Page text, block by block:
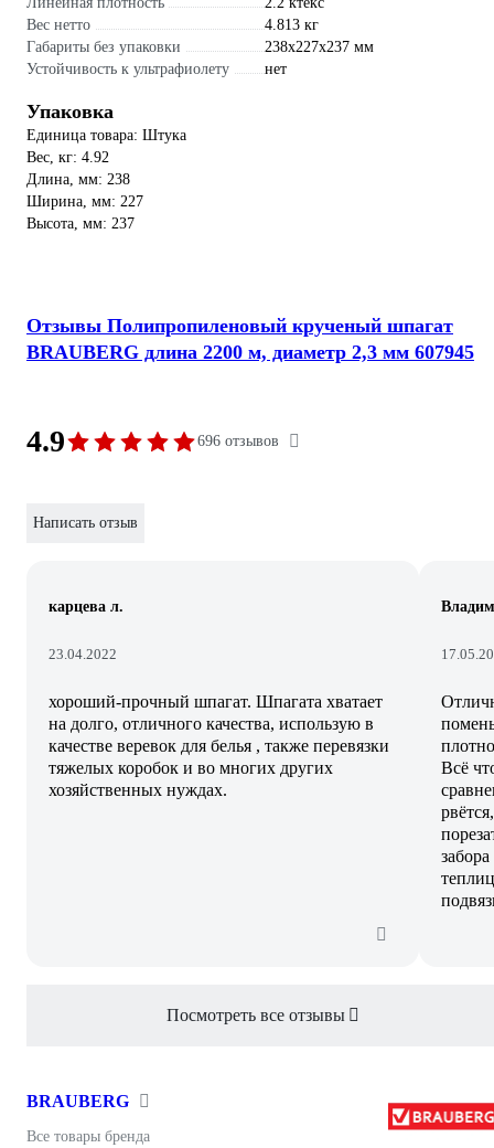
Вес нетто
4.813 кг
Габариты без упаковки
238x227x237 мм
Устойчивость к ультрафиолету
нет
Упаковка
Единица товара: Штука
Вес, кг: 4.92
Длина, мм: 238
Ширина, мм: 227
Высота, мм: 237
Отзывы Полипропиленовый крученый шпагат
BRAUBERG длина 2200 м, диаметр 2,3 мм 607945
4.9 696 отзывов
Написать отзыв
карцева л.
23.04.2022
хороший-прочный шпагат. Шпагата хватает
на долго, отличного качества, использую в
качестве веревок для белья , также перевязки
тяжелых коробок и во многих других
хозяйственных нуждах.
Всё
Посмотреть все отзывы
BRAUBERG
Все товары бренда